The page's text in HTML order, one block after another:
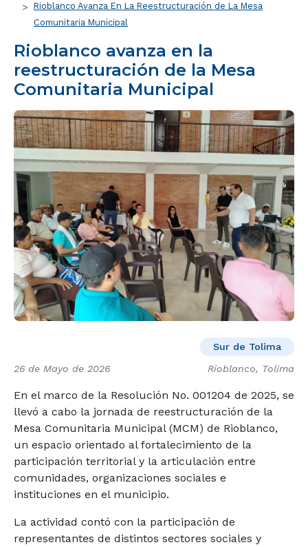
Rioblanco Avanza En La Reestructuración de La Mesa
Comunitaria Municipal
Rioblanco avanza en la
reestructuración de la Mesa
Comunitaria Municipal
Sur de Tolima
26 de Mayo de 2026 Rioblanco, Tolima
En el marco de la Resolución No. 001204 de 2025, se
llevó a cabo la jornada de reestructuración de la
Mesa Comunitaria Municipal (MCM) de Rioblanco,
un espacio orientado al fortalecimiento de la
participación territorial y la articulación entre
comunidades, organizaciones sociales e
instituciones en el municipio.
La actividad contó con la participación de
representantes de distintos sectores sociales y